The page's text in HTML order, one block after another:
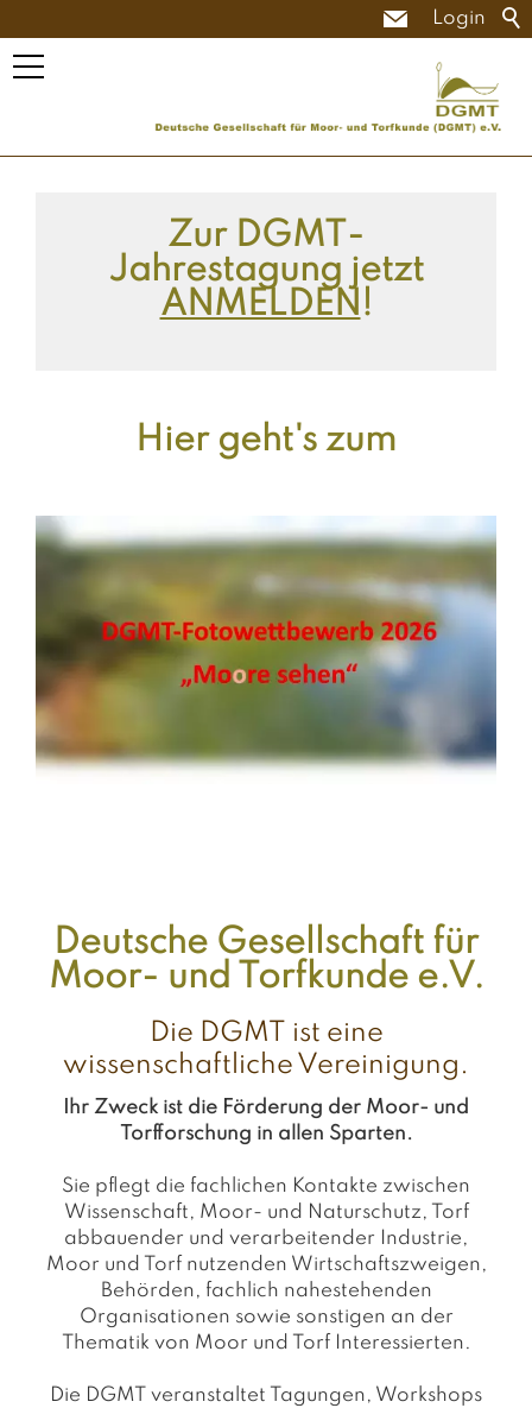
Login
Zur DGMT-
Jahrestagung jetzt
ANMELDEN !
Hier geht's zum
Deutsche Gesellschaft für
Moor- und Torfkunde e.V.
Die DGMT ist eine
wissenschaftliche Vereinigung.
Ihr Zweck ist die Förderung der Moor- und
Torfforschung in allen Sparten.
Sie pflegt die fachlichen Kontakte zwischen
Wissenschaft, Moor- und Naturschutz, Torf
abbauender und verarbeitender Industrie,
Moor und Torf nutzenden Wirtschaftszweigen,
Behörden, fachlich nahestehenden
Organisationen sowie sonstigen an der
Thematik von Moor und Torf Interessierten.
Die DGMT veranstaltet Tagungen, Workshops